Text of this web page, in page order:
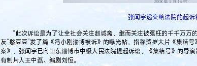
张闻宇递交给法院的起诉
“此次诉讼是为了让全社会关注赵诚斋，继而关注被冤枉的千千万万
友“憨豆豆”发了篇《冯小刚淄博被诉》的曝光帖，指称贺岁大片《集结
案》，张闻宇已向山东淄博市中级人民法院提起诉讼，《集结号》的导
有制片人王中磊、编剧刘恒。